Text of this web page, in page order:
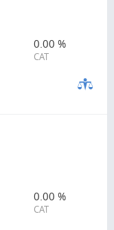
0.00 %
CAT
0.00 %
CAT